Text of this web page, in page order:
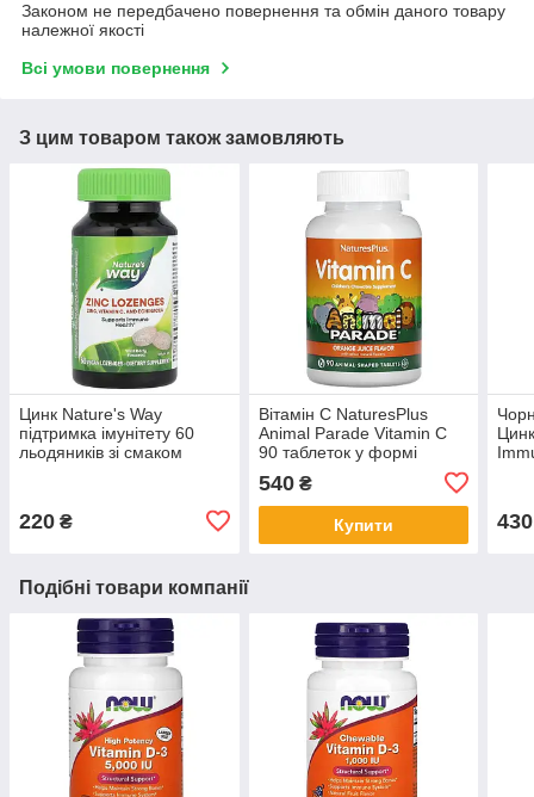
Законом не передбачено повернення та обмін даного товару
належної якості
Всі умови повернення
З цим товаром також замовляють
Цинк Nature's Way
підтримка імунітету 60
льодяників зі смаком
220 ₴
Вiтамін C NaturesPlus
Animal Parade Vitamin C
90 таблеток у формі
апельсину
540₴
Купити 430
Подібні товари компанії